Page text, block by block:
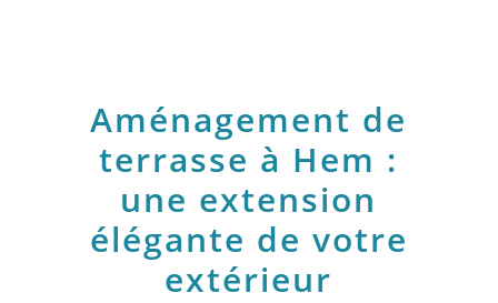
Aménagement de
terrasse à Hem :
une extension
élégante de votre
extérieur